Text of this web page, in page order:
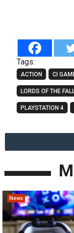
Tags:
ACTION CI
LORDS OF THE
PLAYSTATION 4
News